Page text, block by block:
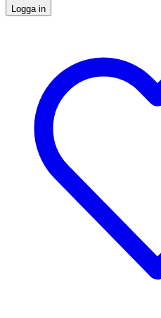
Logga in